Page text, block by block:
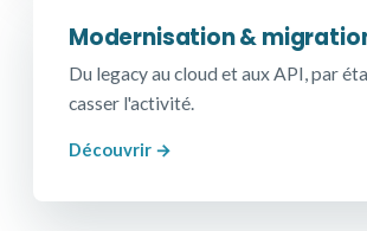
Modernisation &
Du legacy au cloud et aux API, par
casser l'activité.
Découvrir →